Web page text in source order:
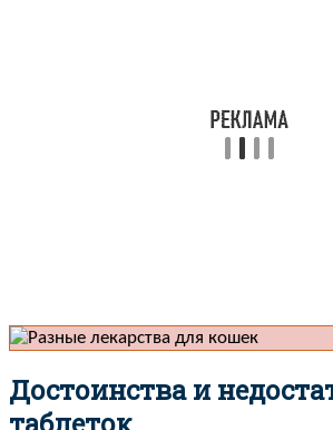
Достоинства и